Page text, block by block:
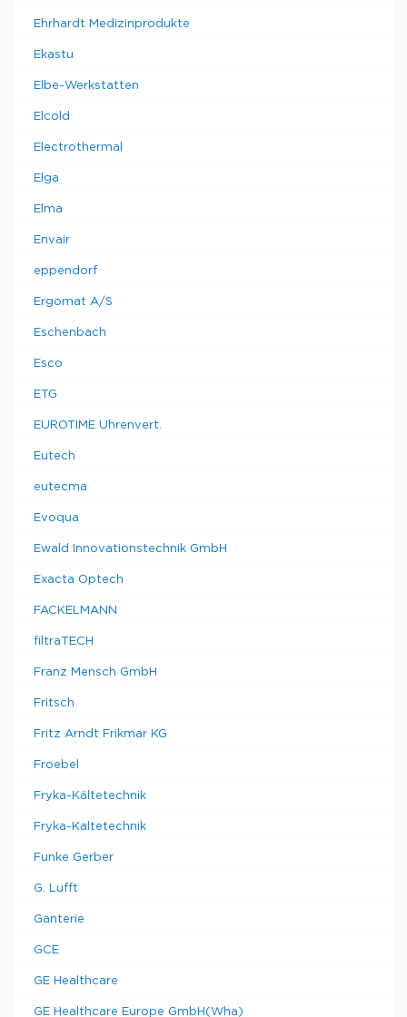
Ehrhardt Medizinprodukte
Ekastu
Elbe-Werkstatten
Elcold
Electrothermal
Elga
Elma
Envair
eppendorf
Ergomat A/S
Eschenbach
Esco
ETG
EUROTIME Uhrenvert.
Eutech
eutecma
Evoqua
Ewald Innovationstechnik GmbH
Exacta Optech
FACKELMANN
filtraTECH
Franz Mensch GmbH
Fritsch
Fritz Arndt Frikmar KG
Froebel
Fryka-Kältetechnik
Fryka-Kaltetechnik
Funke Gerber
G. Lufft
Ganterie
GCE
GE Healthcare
GE Healthcare Europe GmbH(Wha)